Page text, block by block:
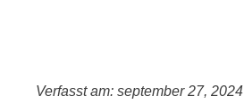
Verfasst am: september 27, 2024